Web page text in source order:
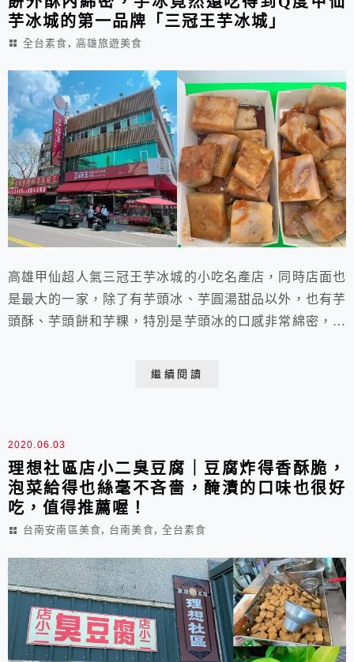
芋冰城的第一品牌「三冠王芋冰城」
全台素食 , 高雄旅遊美食
高雄甲仙超人氣三冠王芋冰城的小吃名產店，同時店面也
是最大的一家，除了有芋頭冰、芋圓湯甜品以外，也有芋
頭酥、芋頭餅和芋粿，特別是芋頭冰的口感非常綿密，入
繼續閱讀
2020.06.03
理想社區店小二臭豆腐｜豆腐炸得香酥脆，
泡菜給得也絲毫不吝嗇，醃漬的口味也很好
吃，值得推薦喔！
台南安南區美食, 台南美食, 全台素食